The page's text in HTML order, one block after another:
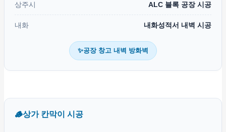
상주시 ALC 블록 공장 시공
내화 내화성적서 내벽 시공
✨공장 창고 내벽 방화벽
🪵상가 칸막이 시공